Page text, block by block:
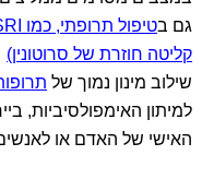
גם ב
קליטה חוזרת של סרוטונין)
שילוב מינון נמוך של
למיתון האימפולסיביות,
האישי של האדם או